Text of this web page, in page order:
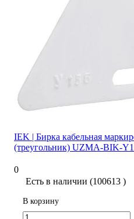
IEK | Бирка кабельная
(треугольник) UZMA-BIK-
0
Есть в наличии (100613 )
В корзину